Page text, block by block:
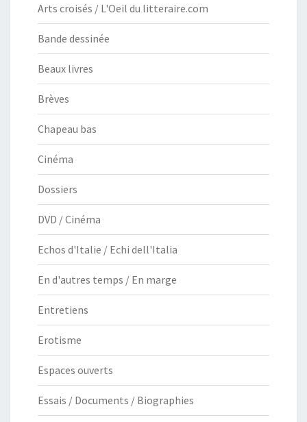
Arts croisés / L'Oeil du litteraire.com
Bande dessinée
Beaux livres
Brèves
Chapeau bas
Cinéma
Dossiers
DVD / Cinéma
Echos d'Italie / Echi dell'Italia
En d'autres temps / En marge
Entretiens
Erotisme
Espaces ouverts
Essais / Documents / Biographies